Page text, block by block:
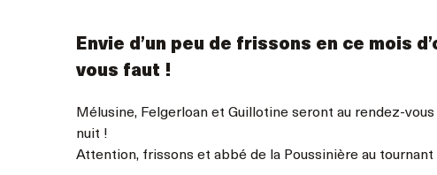
Envie d’un peu de frissons en ce mois
vous faut !
Mélusine, Felgerloan et Guillotine seront au rendez-
nuit !
Attention, frissons et abbé de la Poussinière au tournant